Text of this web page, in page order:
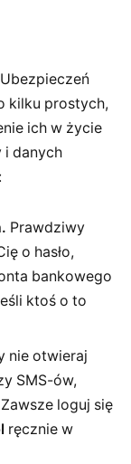
kilku prostych,
ich w życie
i danych
Prawdziwy
o hasło,
bankowego
ktoś o to
nie otwieraj
SMS-ów,
loguj się
ręcznie w